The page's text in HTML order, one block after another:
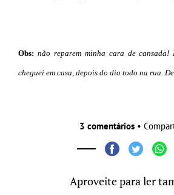
Obs: não reparem minha cara de
cheguei em casa, depois do dia todo na rua.
3 comentários •
Aproveite para ler